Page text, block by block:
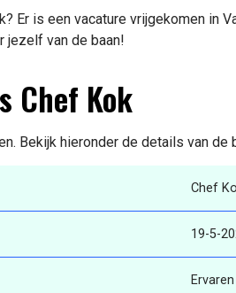
Er is een vacature vrijgekomen in
jezelf van de baan!
Chef Kok
Bekijk hieronder de details van de
Chef
19-5-
Ervaren